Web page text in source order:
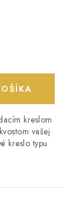
kreslom
vašej
kreslo typu